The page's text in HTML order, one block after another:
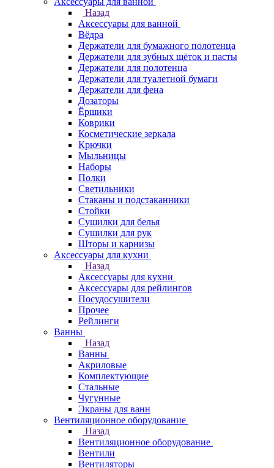
Назад
Аксессуары для ванной
Вёдра
Держатели для бумажного полотенца
Держатели для зубных щёток и пасты
Держатели для полотенца
Держатели для туалетной бумаги
Держатели для фена
Дозаторы
Ёршики
Коврики
Косметические зеркала
Крючки
Мыльницы
Наборы
Полки
Светильники
Стаканы и подстаканники
Стойки
Сушилки для белья
Сушилки для рук
Шторы и карнизы
Аксессуары для кухни
Назад
Аксессуары для кухни
Аксессуары для рейлингов
Посудосушители
Прочее
Рейлинги
Ванны
Назад
Ванны
Акриловые
Комплектующие
Стальные
Чугунные
Экраны для ванн
Вентиляционное оборудование
Назад
Вентиляционное оборудование
Вентили
Вентиляторы